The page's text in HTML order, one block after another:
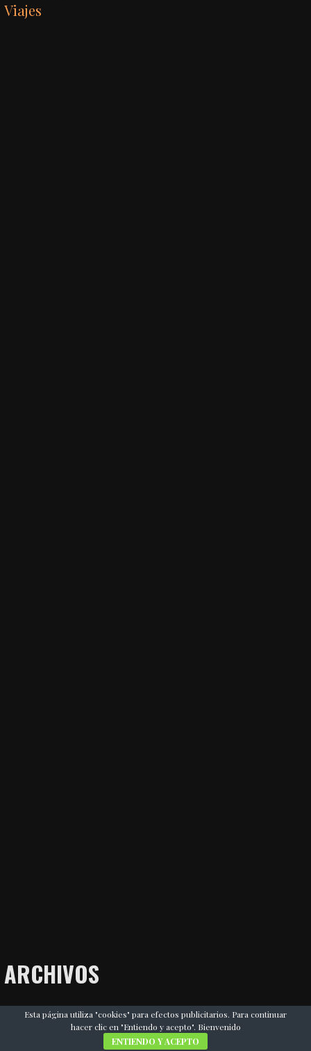
Viajes
ARCHIVOS
julio 2026
Esta página utiliza "cookies" para efectos publicitarios. Para continuar
hacer clic en "Entiendo y acepto". Bienvenido
ENTIENDO Y ACEPTO